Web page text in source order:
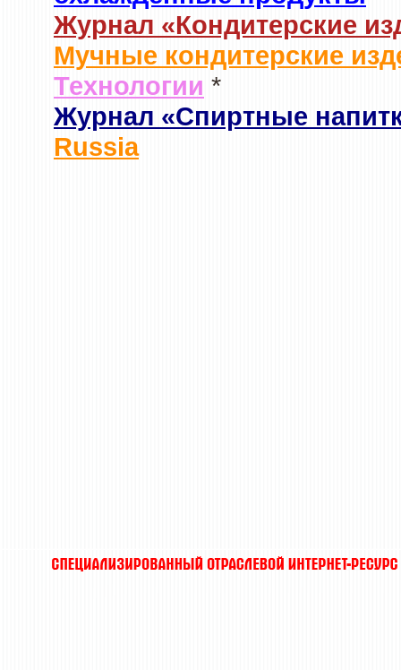
Журнал «Кондитерские
Мучные кондитерские
Технологии *
Журнал «Спиртные
Russia